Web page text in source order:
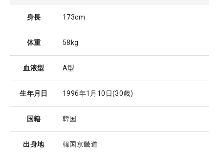
身長 173cm
体重 58kg
血液型 A型
生年月日 1996年1月10日(30歳)
国籍 韓国
出身地 韓国京畿道